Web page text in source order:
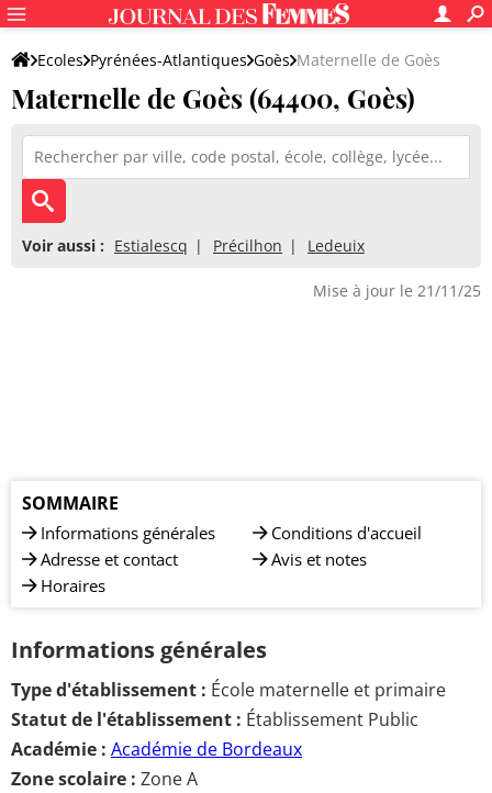
Ecoles Pyrénées-Atlantiques Goès Maternelle de Goès
Maternelle de Goès (64400, Goès)
Voir aussi : Estialescq Précilhon Ledeuix
Mise à jour le 21/11/25
SOMMAIRE
Informations générales
Adresse et contact
Horaires
Conditions d'accueil
Avis et notes
Informations générales
Type d'établissement : École maternelle et primaire
Statut de l'établissement : Établissement Public
Académie : Académie de Bordeaux
Zone scolaire : Zone A